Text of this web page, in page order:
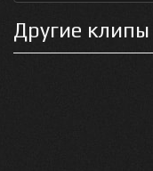
Другие